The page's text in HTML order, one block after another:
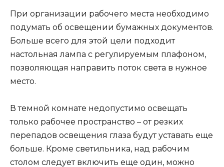
При организации рабочего места необходимо
подумать об освещении бумажных документов.
Больше всего для этой цели подходит
настольная лампа с регулируемым плафоном,
позволяющая направить поток света в нужное
место.
В темной комнате недопустимо освещать
только рабочее пространство – от резких
перепадов освещения глаза будут уставать еще
больше. Кроме светильника, над рабочим
столом следует включить еще один, можно